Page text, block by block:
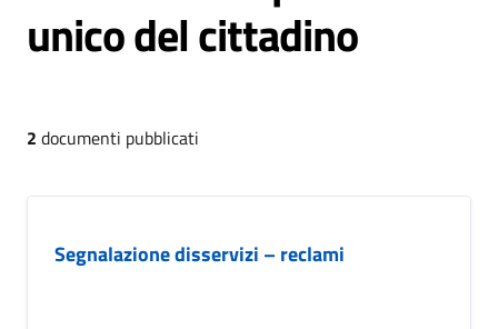
unico del cittadino
2 documenti pubblicati
Segnalazione disservizi – reclami